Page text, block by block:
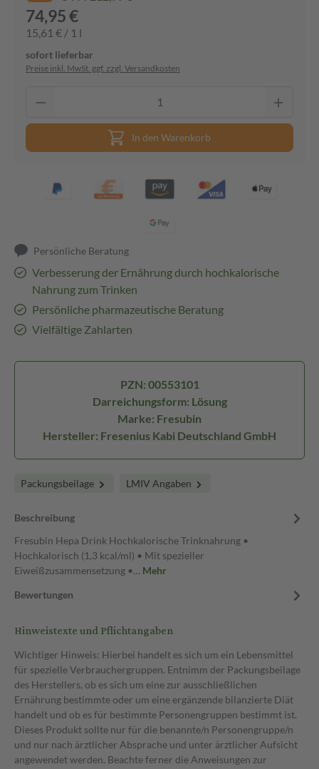
74,95 €
15,61 € / 1 l
sofort lieferbar
Preise inkl. MwSt. ggf. zzgl. Versandkosten
In den Warenkorb
Persönliche Beratung
Verbesserung der Ernährung durch hochkalorische
Nahrung zum Trinken
Persönliche pharmazeutische Beratung
Vielfältige Zahlarten
PZN: 00553101
Darreichungsform: Lösung
Marke: Fresubin
Hersteller: Fresenius Kabi Deutschland GmbH
Packungsbeilage LMIV Angaben
Beschreibung
Fresubin Hepa Drink Hochkalorische Trinknahrung •
Hochkalorisch (1,3 kcal/ml) • Mit spezieller
Eiweißzusammensetzung •… Mehr
Bewertungen
Hinweistexte und Pflichtangaben
Wichtiger Hinweis: Hierbei handelt es sich um ein Lebensmittel
für spezielle Verbrauchergruppen. Entnimm der Packungsbeilage
des Herstellers, ob es sich um eine zur ausschließlichen
Ernährung bestimmte oder um eine ergänzende bilanzierte Diät
handelt und ob es für bestimmte Personengruppen bestimmt ist.
Dieses Produkt sollte nur für die benannte/n Personengruppe/n
und nur nach ärztlicher Absprache und unter ärztlicher Aufsicht
angewendet werden. Beachte ferner die Anweisungen zur